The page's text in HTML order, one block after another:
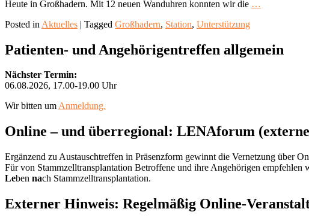
Heute in Großhadern. Mit 12 neuen Wanduhren konnten wir die …
auf
der
Posted in Aktuelles | Tagged Großhadern, Station, Unterstützung
Primary
Widget
Patienten- und Angehörigentreffen allgemein
Nächster Termin:
06.08.2026, 17.00-19.00 Uhr
Wir bitten umAnmeldung.
Online – und überregional: LENAforum
Ergänzend zu Austauschtreffen in Präsenzform gewinnt die Vernetzung über
Für von Stammzelltransplantation Betroffene und ihre Angehörigen
Leben nach Stammzelltransplantation.
Externer Hinweis: Regelmäßig Online-